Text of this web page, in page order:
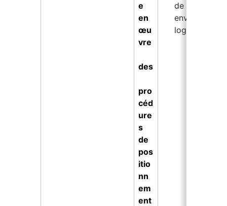
e
en
œu
vre
des
pro
céd
ure
s
de
pos
itio
nn
em
ent
de
envoyez les
logiciel